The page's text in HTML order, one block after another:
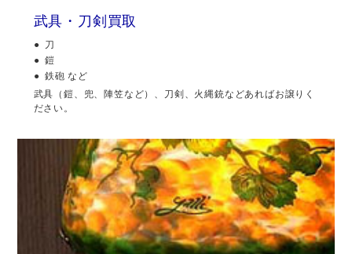
武具・刀剣買取
刀
鎧
鉄砲 など
武具（鎧、兜、陣笠など）、刀剣、火縄銃などあればお譲りく
ださい。